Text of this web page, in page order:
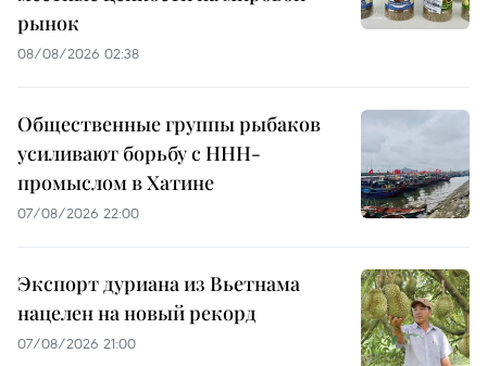
рынок
08/08/2026 02:38
Общественные группы рыбаков
усиливают борьбу с ННН-
промыслом в Хатине
07/08/2026 22:00
Экспорт дуриана из Вьетнама
нацелен на новый рекорд
07/08/2026 21:00